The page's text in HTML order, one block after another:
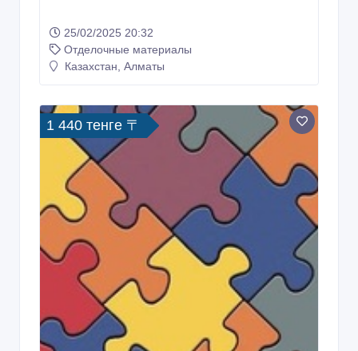
25/02/2025 20:32
Отделочные материалы
Казахстан, Алматы
1 440 тенге 〒